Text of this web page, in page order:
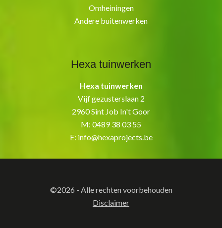
Omheiningen
Andere buitenwerken
Hexa tuinwerken
Hexa tuinwerken
Vijf gezusterslaan 2
2960 Sint Job In't Goor
M: 0489 38 03 55
E: info@hexaprojects.be
©2026 - Alle rechten voorbehouden
Disclaimer